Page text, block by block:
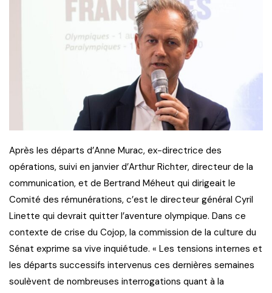
Après les départs d’Anne Murac, ex-directrice des
opérations, suivi en janvier d’Arthur Richter, directeur de la
communication, et de Bertrand Méheut qui dirigeait le
Comité des rémunérations, c’est le directeur général Cyril
Linette qui devrait quitter l’aventure olympique. Dans ce
contexte de crise du Cojop, la commission de la culture du
Sénat exprime sa vive inquiétude. « Les tensions internes et
les départs successifs intervenus ces dernières semaines
soulèvent de nombreuses interrogations quant à la